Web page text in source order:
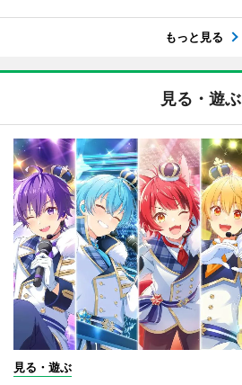
もっと見る
見る・遊ぶ
見る・遊ぶ